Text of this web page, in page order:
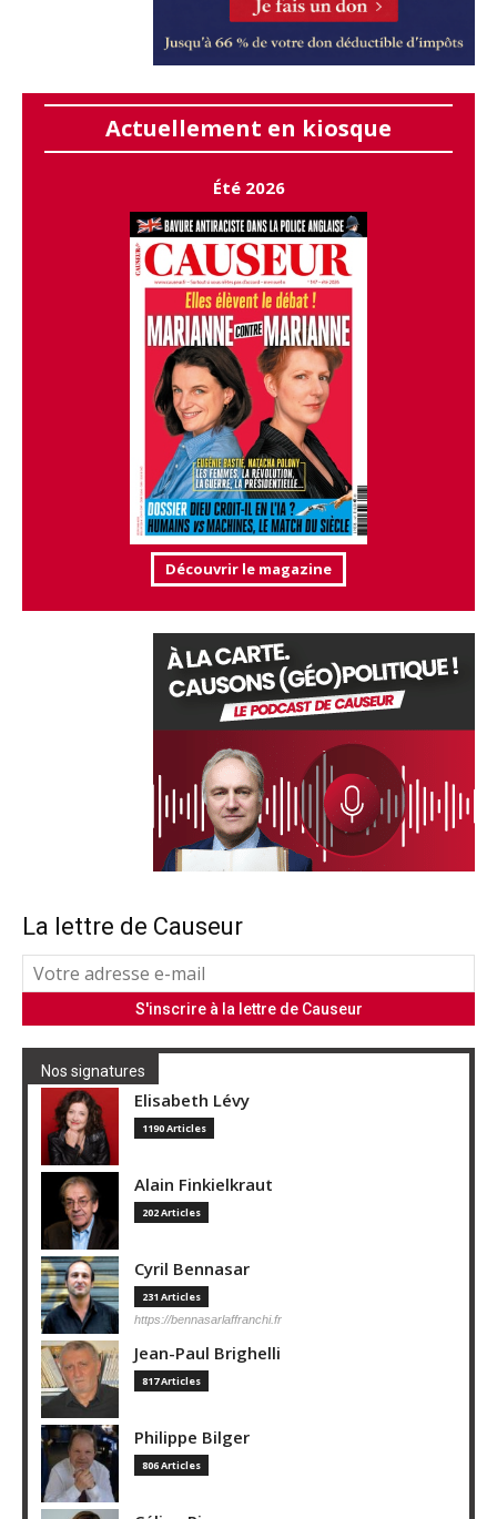
Actuellement en kiosque
Été 2026
Découvrir le magazine
La lettre de Causeur
Nos signatures
Elisabeth Lévy
1190 Articles
Alain Finkielkraut
202 Articles
Cyril Bennasar
231 Articles
https://bennasarlaffranchi.fr
Jean-Paul Brighelli
817 Articles
Philippe Bilger
806 Articles